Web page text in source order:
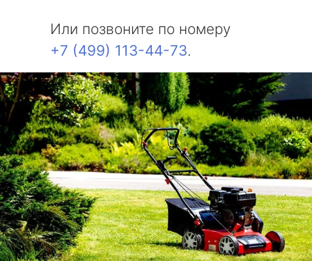
Или позвоните по номеру
+7 (499) 113-44-73.